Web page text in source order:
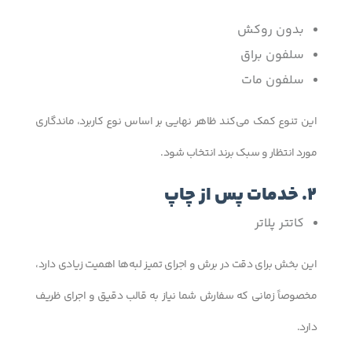
بدون روکش
سلفون براق
سلفون مات
این تنوع کمک می‌کند ظاهر نهایی بر اساس نوع کاربرد، ماندگاری
مورد انتظار و سبک برند انتخاب شود.
2. خدمات پس از چاپ
کاتتر پلاتر
این بخش برای دقت در برش و اجرای تمیز لبه‌ها اهمیت زیادی دارد،
مخصوصاً زمانی که سفارش شما نیاز به قالب دقیق و اجرای ظریف
دارد.